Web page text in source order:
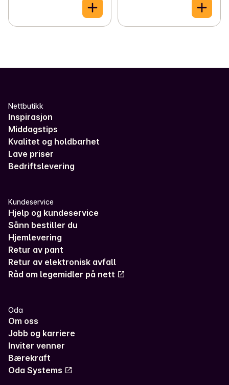
(7)
✓ Brødr Ringstad
✓ Røyse Bærpresseri
✓ Snertingdal Ysteri
Kantefølflak
✓ Wiig Gartneri
✓ Grimstad Brusfabrikk
✓ Den Gode Baker (12)
✓
✓ Huseby Gård (64)
✓ Snåsa
Nettbutikk
Inspirasjon
Middagstips
Kvalitet og holdbarhet
Lave priser
Bedriftslevering
Kundeservice
Hjelp og kundeservice
Sånn bestiller du
Hjemlevering
Retur av pant
Retur av elektronisk avfall
Råd om legemidler på nett
Oda
Om oss
Jobb og karriere
Inviter venner
Bærekraft
Oda Systems